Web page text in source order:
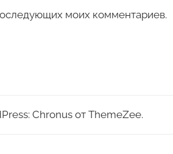
моих комментариев.
Chronus от ThemeZee.